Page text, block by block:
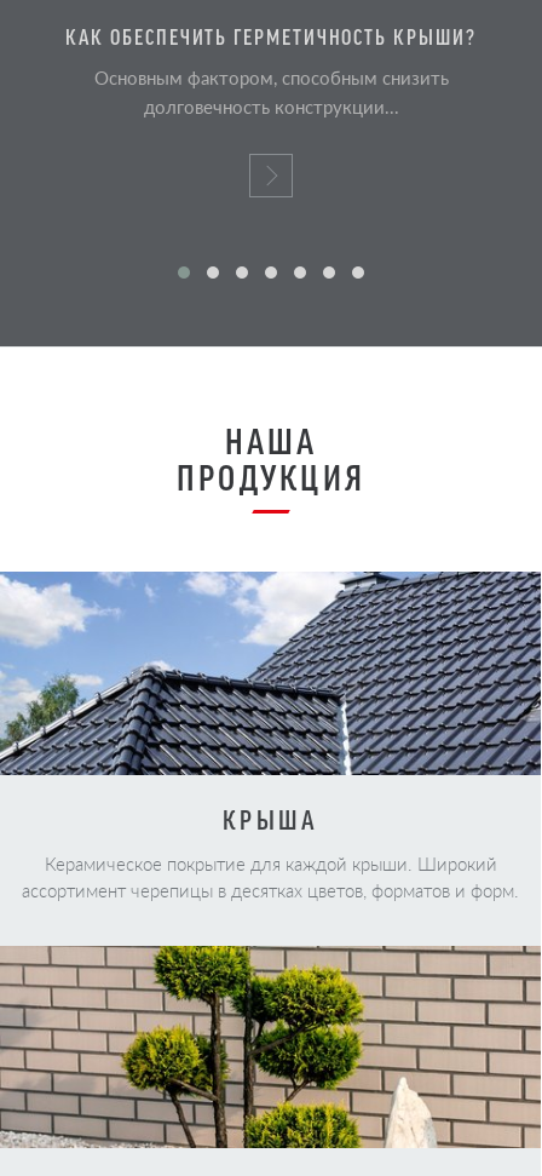
КАК ОБЕСПЕЧИТЬ ГЕРМЕТИЧНОСТЬ КРЫШИ?
Основным фактором, способным снизить
долговечность конструкции...
НАША
ПРОДУКЦИЯ
КРЫША
Керамическое покрытие для каждой крыши. Широкий
ассортимент черепицы в десятках цветов, форматов и форм.